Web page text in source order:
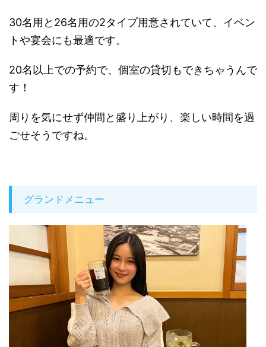
30名用と26名用の2タイプ用意されていて、イベン
トや宴会にも最適です。
20名以上での予約で、個室の貸切もできちゃうんで
す！
周りを気にせず仲間と盛り上がり、楽しい時間を過
ごせそうですね。
グランドメニュー